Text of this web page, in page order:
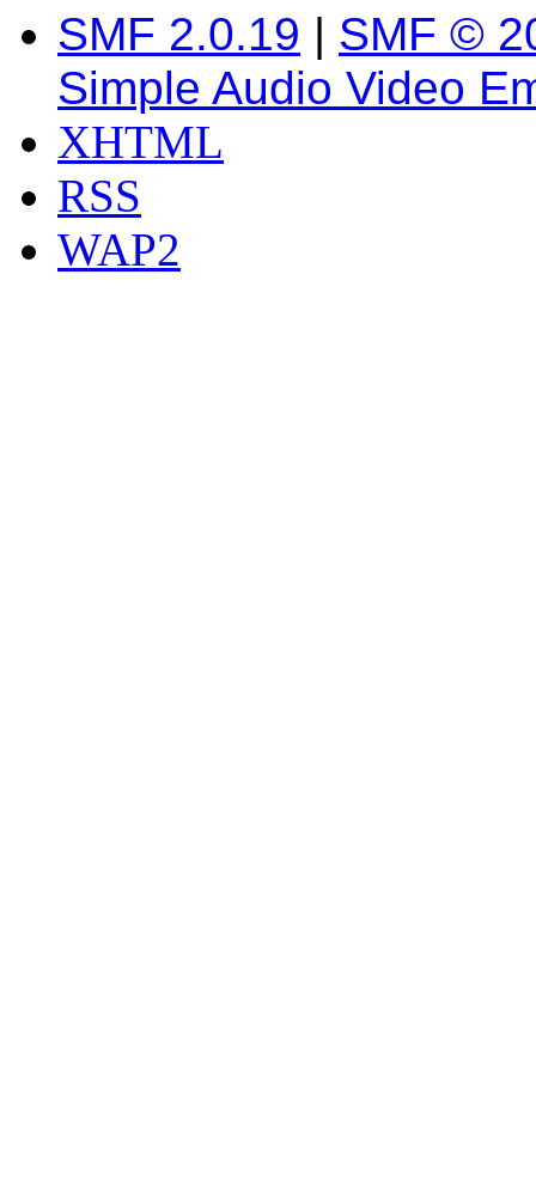
SMF 2.0.19 | SMF ©
Simple Audio Video
XHTML
RSS
WAP2